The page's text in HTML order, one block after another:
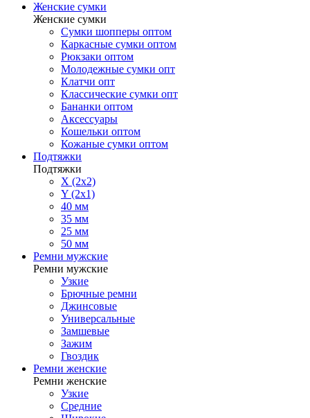
Женские сумки
Женские сумки
Сумки шопперы оптом
Каркасные сумки оптом
Рюкзаки оптом
Молодежные сумки опт
Клатчи опт
Классические сумки опт
Бананки оптом
Аксессуары
Кошельки оптом
Кожаные сумки оптом
Подтяжки
Подтяжки
X (2x2)
Y (2x1)
40 мм
35 мм
25 мм
50 мм
Ремни мужские
Ремни мужские
Узкие
Брючные ремни
Джинсовые
Универсальные
Замшевые
Зажим
Гвоздик
Ремни женские
Ремни женские
Узкие
Средние